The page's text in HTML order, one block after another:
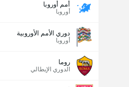
أمم أوروبا
أوروبا
دوري الأمم الأوروبية
أوروبا
روما
الدوري الإيطالي